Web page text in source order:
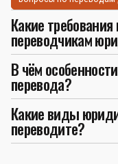
Какие
переводчикам
В чём
перевода?
Какие виды
переводите?